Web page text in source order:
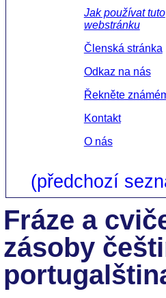
Jak používat tuto
webstránku
Členská stránka
Odkaz na nás
Řekněte
Kontakt
O nás
(předchozí
Fráze a
zásoby